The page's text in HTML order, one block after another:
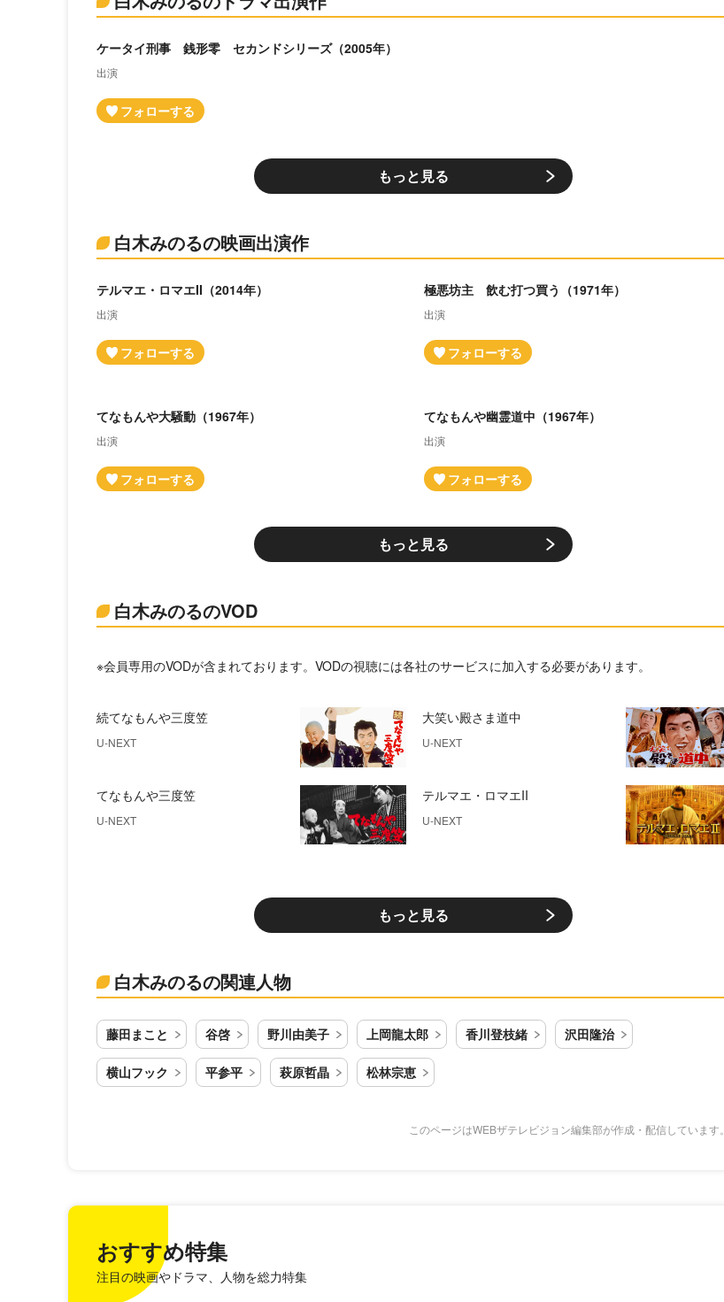
ケータイ刑事 銭形零 セカンドシリーズ（2005年）
出演
もっと見る
白木みのるの映画出演作
テルマエ・ロマエII（2014年）
出演
極悪坊主 飲む打つ買う（1971年）
出演
てなもんや大騒動（1967年）
出演
てなもんや幽霊道中（1967年）
出演
もっと見る
白木みのるのVOD
※会員専用のVODが含まれております。VODの視聴には各社のサービスに加入する必要があります。
続てなもんや三度笠
U-NEXT
大笑い殿さま道中
U-NEXT
てなもんや三度笠
U-NEXT
テルマエ・ロマエII
U-NEXT
もっと見る
白木みのるの関連人物
藤田まこと 谷啓 野川由美子 上岡龍太郎 香川登枝緒 沢田隆治
横山フック 平参平 萩原哲晶 松林宗恵
このページはWEBザテレビジョン編集部が作成・配信しています。
おすすめ特集
注目の映画やドラマ、人物を総力特集